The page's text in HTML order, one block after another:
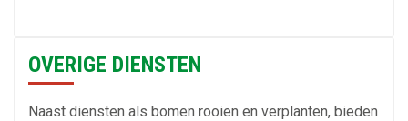
OVERIGE DIENSTEN
Naast diensten als bomen rooien en verplanten, bieden